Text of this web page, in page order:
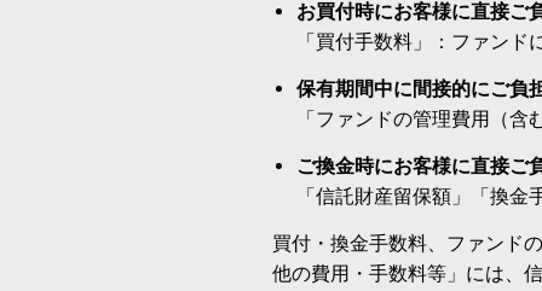
お買付時にお客様に直接ご
「買付手数料」：ファンド
保有期間中に間接的にご負
「ファンドの管理費用（
ご換金時にお客様に直接ご
「信託財産留保額」「換
買付・換金手数料、ファンド
他の費用・手数料等」には、